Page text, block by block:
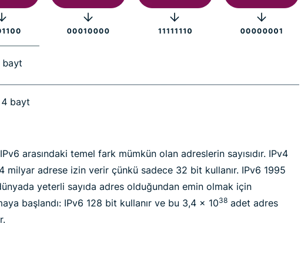
arasındaki temel fark mümkün olan adreslerin sayısıdır. IPv4
milyar adrese izin verir çünkü sadece 32 bit kullanır. IPv6 1995
yeterli sayıda adres olduğundan emin olmak için
başlandı: IPv6 128 bit kullanır ve bu 3,4 x 1038 adet adres